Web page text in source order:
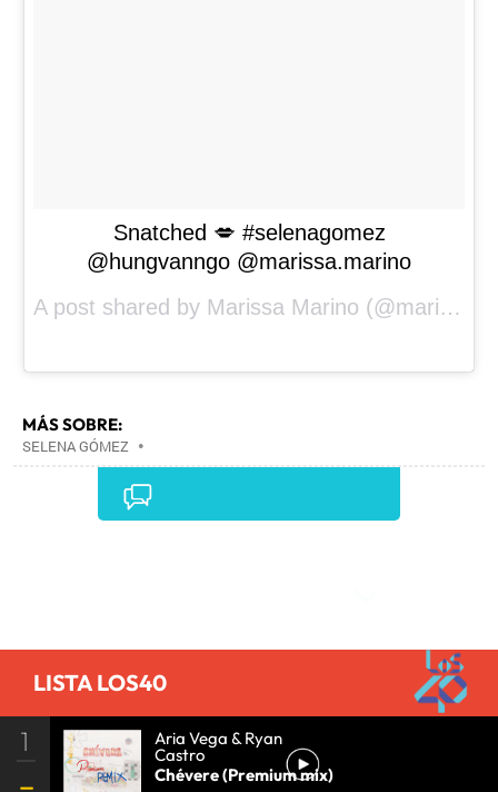
Snatched 💋 #selenagomez
@hungvanngo @marissa.marino
A post shared by Marissa Marino (@marissa.marino) on
MÁS SOBRE:
SELENA GÓMEZ •
LISTA LOS40
1 Aria Vega & Ryan
Castro
Chévere (Premium mix)